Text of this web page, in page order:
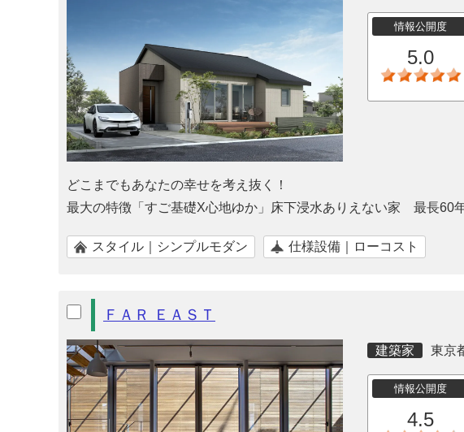
情報公開度
5.0
どこまでもあなたの幸せを考え抜く！
最大の特徴「すご基礎X心地ゆか」床下浸水ありえない家 最長60
スタイル｜シンプルモダン 仕様設備｜ローコスト
ＦＡＲ ＥＡＳＴ
建築家 東京
情報公開度
4.5